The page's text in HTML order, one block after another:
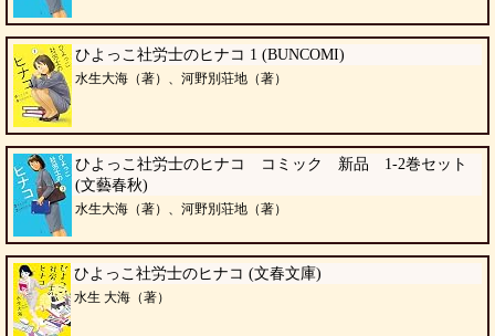
ひよっこ社労士のヒナコ 1 (BUNCOMI)
水生大海（著）、河野別荘地（著）
ひよっこ社労士のヒナコ コミック 新品 1-2巻セット
(文藝春秋)
水生大海（著）、河野別荘地（著）
ひよっこ社労士のヒナコ (文春文庫)
水生 大海（著）